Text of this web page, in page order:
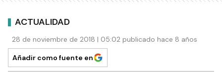
ACTUALIDAD
28 de noviembre de 2018 | 05:02 publicado hace 8 años
Añadir como fuente en